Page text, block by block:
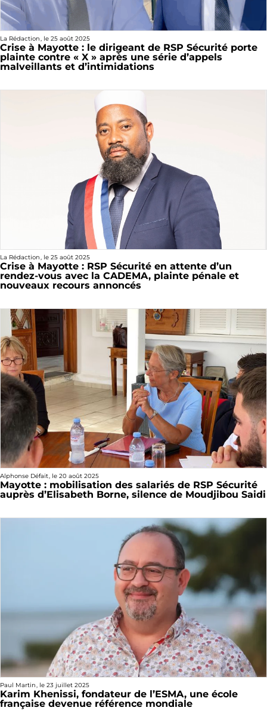
La Rédaction, le 25 août 2025
Crise à Mayotte : le dirigeant de RSP Sécurité porte
plainte contre « X » après une série d’appels
malveillants et d’intimidations
La Rédaction, le 25 août 2025
Crise à Mayotte : RSP Sécurité en attente d’un
rendez-vous avec la CADEMA, plainte pénale et
nouveaux recours annoncés
Alphonse Défait, le 20 août 2025
Mayotte : mobilisation des salariés de RSP Sécurité
auprès d’Elisabeth Borne, silence de Moudjibou Saidi
Paul Martin, le 23 juillet 2025
Karim Khenissi, fondateur de l’ESMA, une école
française devenue référence mondiale